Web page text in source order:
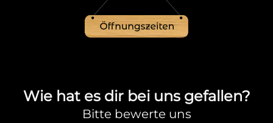
Wie hat es dir bei uns gefallen?
Bitte bewerte uns